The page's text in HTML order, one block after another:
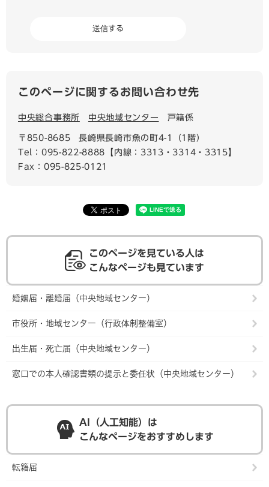
このページに関するお問い合わせ先
中央総合事務所 中央地域センター 戸籍係
〒850-8685
長崎県長崎市魚の町4-1（1階）
Tel：095-822-8888【内線：3313・3314・3315】
Fax：095-825-0121
このページを見ている人は
こんなページも見ています
婚姻届・離婚届（中央地域センター）
市役所・地域センター（行政体制整備室）
出生届・死亡届（中央地域センター）
窓口での本人確認書類の提示と委任状（中央地域センター）
AI（人工知能）は
こんなページをおすすめします
転籍届